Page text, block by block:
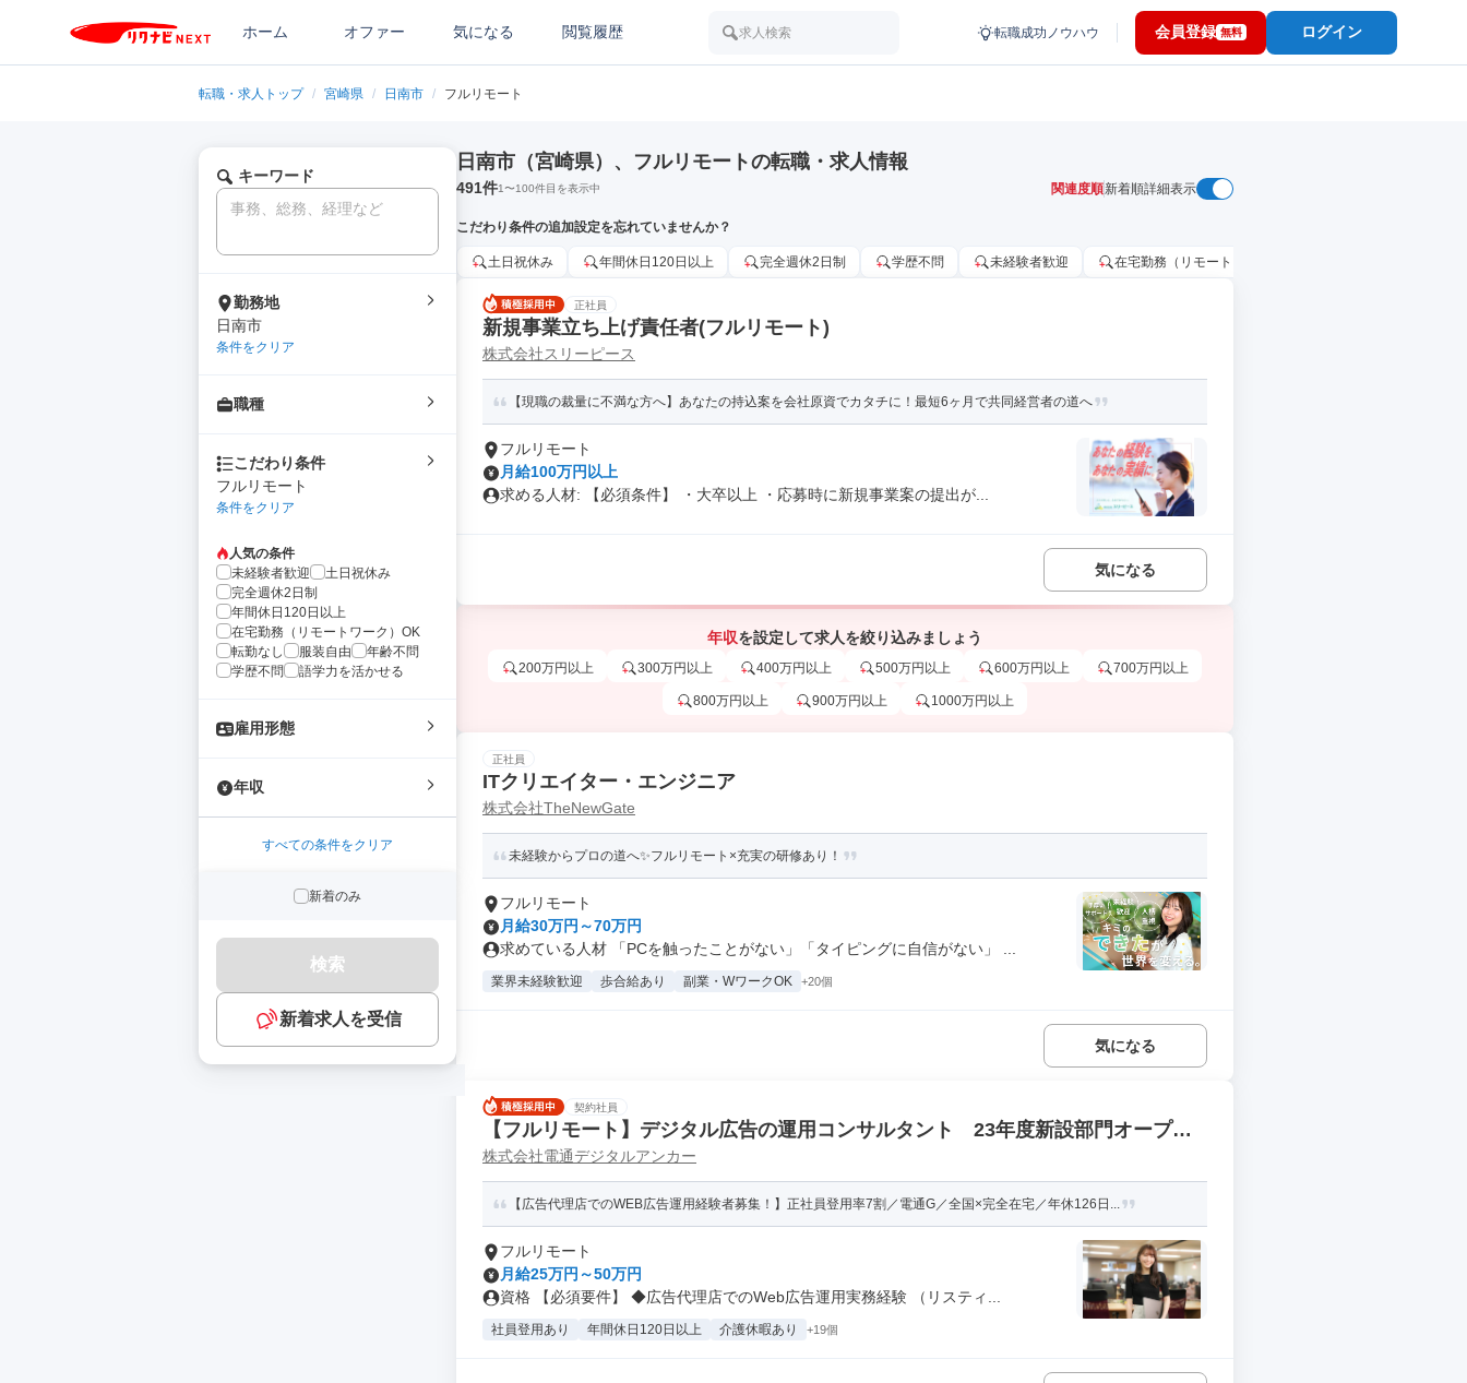
ホーム オファー 気になる 閲覧履歴 求人検索 転職成功ノウハウ 会員登録 無料 ログイン
転職・求人トップ / 宮崎県 / 日南市 / フルリモート
キーワード
勤務地
日南市
条件をクリア
職種
こだわり条件
フルリモート
条件をクリア
人気の条件
未経験者歓迎
土日祝休み
完全週休2日制
年間休日120日以上
在宅勤務（リモートワーク）OK
転勤なし
服装自由
年齢不問
学歴不問
語学力を活かせる
雇用形態
年収
すべての条件をクリア
新着のみ
検索
新着求人を受信
日南市（宮崎県）、フルリモートの転職・求人情報
491件1〜100件目を表示中 関連度順新着順詳細表示
こだわり条件の追加設定を忘れていませんか？
土日祝休み 年間休日120日以上 完全週休2日制 学歴不問 未経験者歓迎 在宅勤務（リモートワーク）OK
正社員
新規事業立ち上げ責任者(フルリモート)
株式会社スリーピース
【現職の裁量に不満な方へ】あなたの持込案を会社原資でカタチに！最短6ヶ月で共同経営者の道へ
フルリモート
月給100万円以上
求める人材: 【必須条件】 ・大卒以上 ・応募時に新規事業案の提出が...
気になる
年収を設定して求人を絞り込みましょう
200万円以上 300万円以上 400万円以上 500万円以上 600万円以上 700万円以上
800万円以上 900万円以上 1000万円以上
正社員
ITクリエイター・エンジニア
株式会社TheNewGate
未経験からプロの道へ✨フルリモート×充実の研修あり！
フルリモート
月給30万円～70万円
求めている人材 「PCを触ったことがない」「タイピングに自信がない」 ...
業界未経験歓迎 歩合給あり 副業・WワークOK +20個
気になる
契約社員
【フルリモート】デジタル広告の運用コンサルタント 23年度新設部門オープニ
ング・部門強化
株式会社電通デジタルアンカー
【広告代理店でのWEB広告運用経験者募集！】正社員登用率7割／電通G／全国×完全在宅／年休126日...
フルリモート
月給25万円～50万円
資格 【必須要件】 ◆広告代理店でのWeb広告運用実務経験 （リスティ...
社員登用あり 年間休日120日以上 介護休暇あり +19個